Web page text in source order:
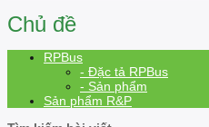
Chủ đề
RPBus
- Đặc tả RPBus
- Sản phẩm
Sản phẩm R&P